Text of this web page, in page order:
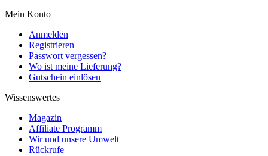
Mein Konto
Anmelden
Registrieren
Passwort vergessen?
Wo ist meine Lieferung?
Gutschein einlösen
Wissenswertes
Magazin
Affiliate Programm
Wir und unsere Umwelt
Rückrufe